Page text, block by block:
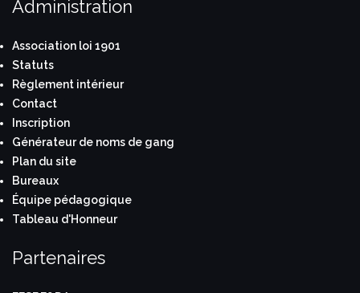
Administration
Association loi 1901
Statuts
Règlement intérieur
Contact
Inscription
Générateur de noms de gang
Plan du site
Bureaux
Équipe pédagogique
Tableau d'Honneur
Partenaires